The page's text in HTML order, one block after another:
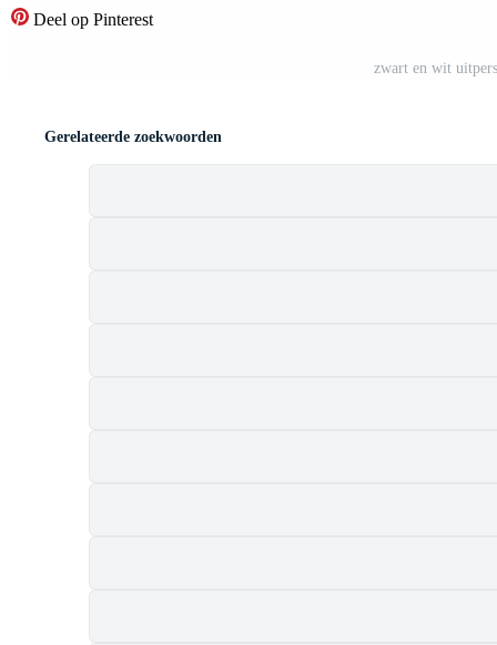
Deel op Pinterest
zwart en wit
Gerelateerde zoekwoorden